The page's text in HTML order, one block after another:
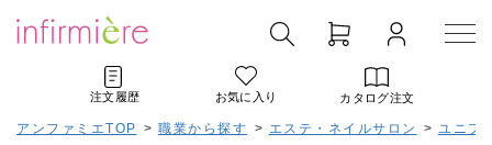
注文履歴 お気に入り カタログ注文
アンファミエTOP > 職業から探す > エステ・ネイルサロン > ユニフ